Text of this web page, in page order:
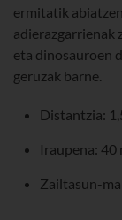
ermitatik
adierazgarrienak
eta dinosauroen
geruzak barne.
Distantzia:
Iraupena: 40
Zailtasun-